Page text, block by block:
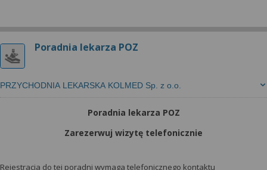
Poradnia lekarza POZ
PRZYCHODNIA LEKARSKA KOLMED Sp. z o.o.
Poradnia lekarza POZ
Zarezerwuj wizytę telefonicznie
Rejestracja do tej poradni wymaga telefonicznego kontaktu